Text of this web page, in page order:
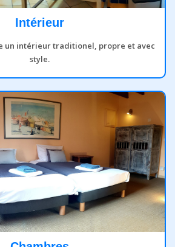
Intérieur
un intérieur traditionel, propre et avec
style.